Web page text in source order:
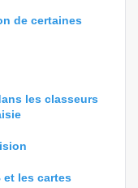
de certaines
les classeurs
et les cartes